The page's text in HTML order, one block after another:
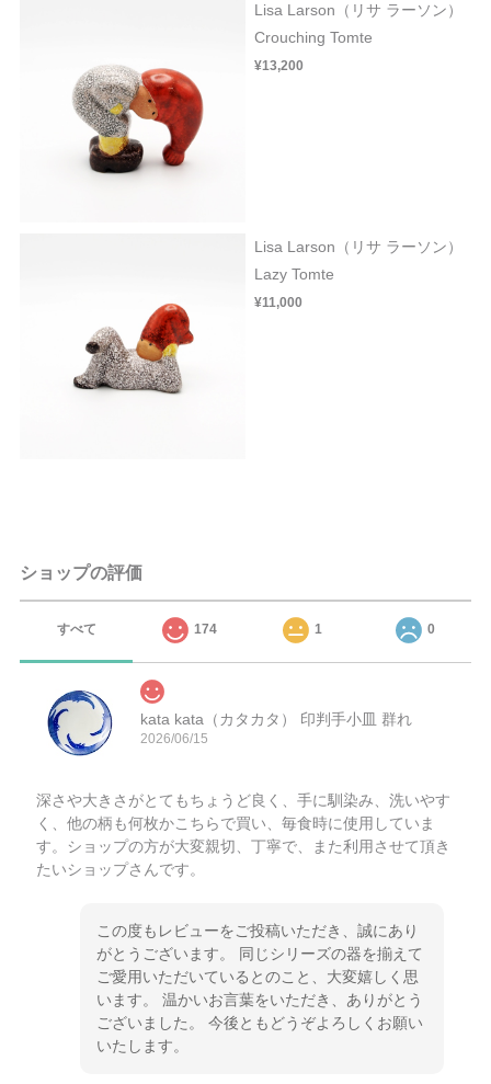
Lisa Larson（リサ ラーソン）
Crouching Tomte
¥13,200
Lisa Larson（リサ ラーソン）
Lazy Tomte
¥11,000
ショップの評価
すべて 174 1 0
kata kata（カタカタ） 印判手小皿 群れ
2026/06/15
深さや大きさがとてもちょうど良く、手に馴染み、洗いやす
く、他の柄も何枚かこちらで買い、毎食時に使用していま
す。ショップの方が大変親切、丁寧で、また利用させて頂き
たいショップさんです。
この度もレビューをご投稿いただき、誠にあり
がとうございます。 同じシリーズの器を揃えて
ご愛用いただいているとのこと、大変嬉しく思
います。 温かいお言葉をいただき、ありがとう
ございました。 今後ともどうぞよろしくお願い
いたします。